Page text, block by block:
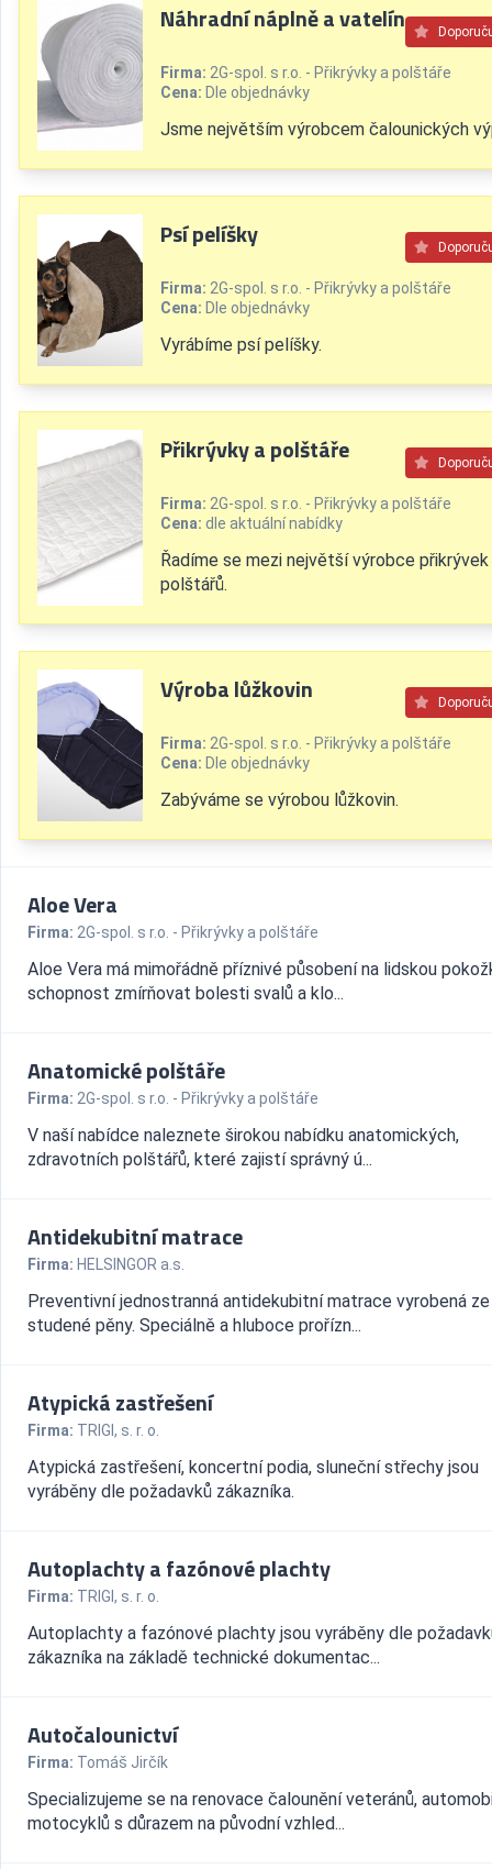
Náhradní náplně a vatelín
Firma: 2G-spol. s r.o. - Přikrývky a polštáře
Cena: Dle objednávky
Jsme největším výrobcem čalounických
Psí pelíšky
Firma: 2G-spol. s r.o. - Přikrývky a polštáře
Cena: Dle objednávky
Vyrábíme psí pelíšky.
Přikrývky a polštáře
Firma: 2G-spol. s r.o. - Přikrývky a polštáře
Cena: dle aktuální nabídky
Řadíme se mezi největší výrobce přikrývek
polštářů.
Výroba lůžkovin
Firma: 2G-spol. s r.o. - Přikrývky a polštáře
Cena: Dle objednávky
Zabýváme se výrobou lůžkovin.
Aloe Vera
Firma: 2G-spol. s r.o. - Přikrývky a polštáře
Aloe Vera má mimořádně příznivé působení na lidskou
schopnost zmírňovat bolesti svalů a klo...
Anatomické polštáře
Firma: 2G-spol. s r.o. - Přikrývky a polštáře
V naší nabídce naleznete širokou nabídku anatomických,
zdravotních polštářů, které zajistí správný ú...
Antidekubitní matrace
Firma: HELSINGOR a.s.
Preventivní jednostranná antidekubitní matrace vyrobená ze
studené pěny. Speciálně a hluboce prořízn...
Atypická zastřešení
Firma: TRIGI, s. r. o.
Atypická zastřešení, koncertní podia, sluneční střechy jsou
vyráběny dle požadavků zákazníka.
Autoplachty a fazónové plachty
Firma: TRIGI, s. r. o.
Autoplachty a fazónové plachty jsou vyráběny dle
zákazníka na základě technické dokumentac...
Autočalounictví
Firma: Tomáš Jirčík
Specializujeme se na renovace čalounění veteránů,
motocyklů s důrazem na původní vzhled...